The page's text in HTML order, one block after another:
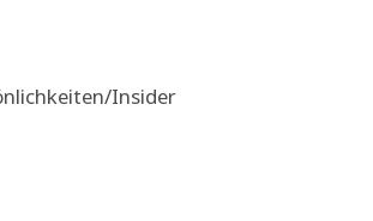
Insider